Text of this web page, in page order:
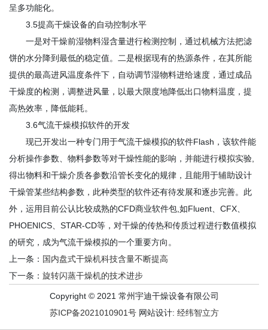
呈多功能化。
3.5提高干燥设备的自动控制水平
一是对干燥前湿物料湿含量进行检测控制，通过机械方法把滤
饼的水分降到最低的稳定值。二是根据现有的热源条件，在其所能
提供的最高进风温度条件下，自动调节湿物料进给速度，通过成品
干燥度的检测，调整进风量，以最大限度地降低出口物料温度，提
高热效率，降低能耗。
3.6气流干燥模拟软件的开发
现已开发出一种专门用于气流干燥模拟的软件Flash，该软件能
分析操作参数、物料参数等对干燥性能的影响，并能进行模拟实验,
得出物料和干燥介质各参数沿管长变化的规律，且能用于辅助设计
干燥管某些结构参数，此种类型的软件还有待发展和逐步完善。此
外，运用目前公认比较成熟的CFD商业软件包,如Fluent、CFX、
PHOENICS、STAR-CD等，对干燥的传热和传质过程进行数值模拟
的研究，成为气流干燥模拟的一个重要方向。
上一条： 国内盘式干燥机科技含量不断提高
下一条： 旋转闪蒸干燥机的技术进步
Copyright © 2021 常州宇迪干燥设备有限公司
苏ICP备2021010901号网站设计: 经纬智立方